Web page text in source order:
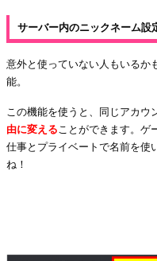
サーバー内のニックネーム設
意外と使っていない人もいるか
能。
この機能を使うと、同じアカウ
由に変える ことができます。ゲ
仕事とプライベートで名前を使
ね！